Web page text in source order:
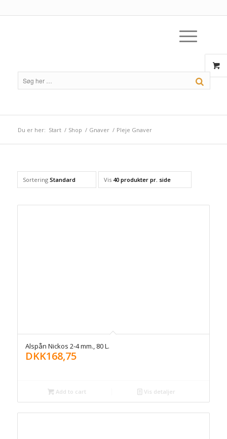
Du er her: Start / Shop / Gnaver / Pleje Gnaver
Sortering Standard Vis 40 produkter pr. side
Alspån Nickos 2-4 mm., 80 L.
DKK168,75
Add to cart Vis detaljer